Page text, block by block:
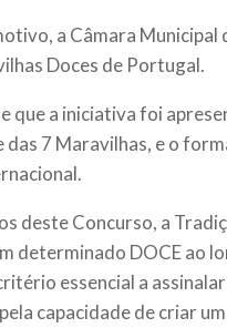
a Câmara Municipal
Doces de Portugal.
que a iniciativa foi
das 7 Maravilhas, e o
deste Concurso, a
determinado DOCE ao
essencial a
capacidade de criar